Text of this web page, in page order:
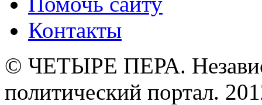
Контакты
© ЧЕТЫРЕ ПЕРА.
политический портал.